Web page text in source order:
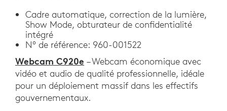
Cadre automatique, correction de la lumière,
Show Mode, obturateur de confidentialité
intégré
N° de référence: 960-001522
Webcam C920e – Webcam économique avec
vidéo et audio de qualité professionnelle, idéale
pour un déploiement massif dans les effectifs
gouvernementaux.